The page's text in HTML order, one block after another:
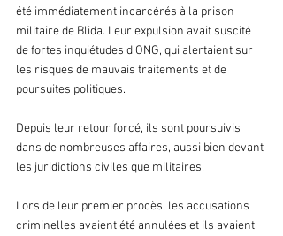
été immédiatement incarcérés à la prison
militaire de Blida. Leur expulsion avait suscité
de fortes inquiétudes d’ONG, qui alertaient sur
les risques de mauvais traitements et de
poursuites politiques.
Depuis leur retour forcé, ils sont poursuivis
dans de nombreuses affaires, aussi bien devant
les juridictions civiles que militaires.
Lors de leur premier procès, les accusations
criminelles avaient été annulées et ils avaient